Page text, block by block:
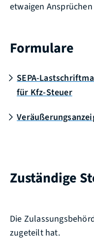
etwaigen An
Formulare
SEPA-
für Kfz-Steuer
Zuständige
Die
zugeteilt hat.